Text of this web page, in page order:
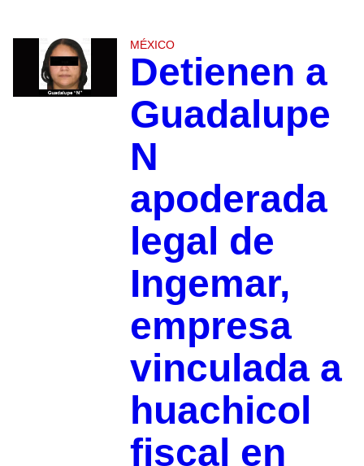
MÉXICO
Detienen a
Guadalupe
N
apoderada
legal de
Ingemar,
empresa
vinculada a
huachicol
fiscal en